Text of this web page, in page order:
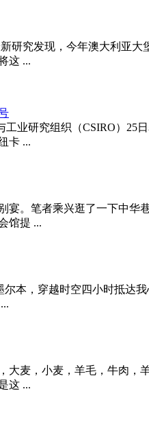
研究发现，今年澳大利亚
这 ...
业研究组织（CSIRO）25
卡 ...
宴。笔者乘兴逛了一下中
馆提 ...
尔本，穿越时空四小时抵
大麦，小麦，羊毛，牛肉
这 ...